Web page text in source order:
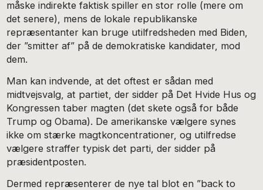
måske indirekte faktisk spiller en stor rolle (mere om
det senere), mens de lokale republikanske
repræsentanter kan bruge utilfredsheden med Biden,
der ”smitter af” på de demokratiske kandidater, mod
dem.
Man kan indvende, at det oftest er sådan med
midtvejsvalg, at partiet, der sidder på Det Hvide Hus og
Kongressen taber magten (det skete også for både
Trump og Obama). De amerikanske vælgere synes
ikke om stærke magtkoncentrationer, og utilfredse
vælgere straffer typisk det parti, der sidder på
præsidentposten.
Dermed repræsenterer de nye tal blot en ”back to